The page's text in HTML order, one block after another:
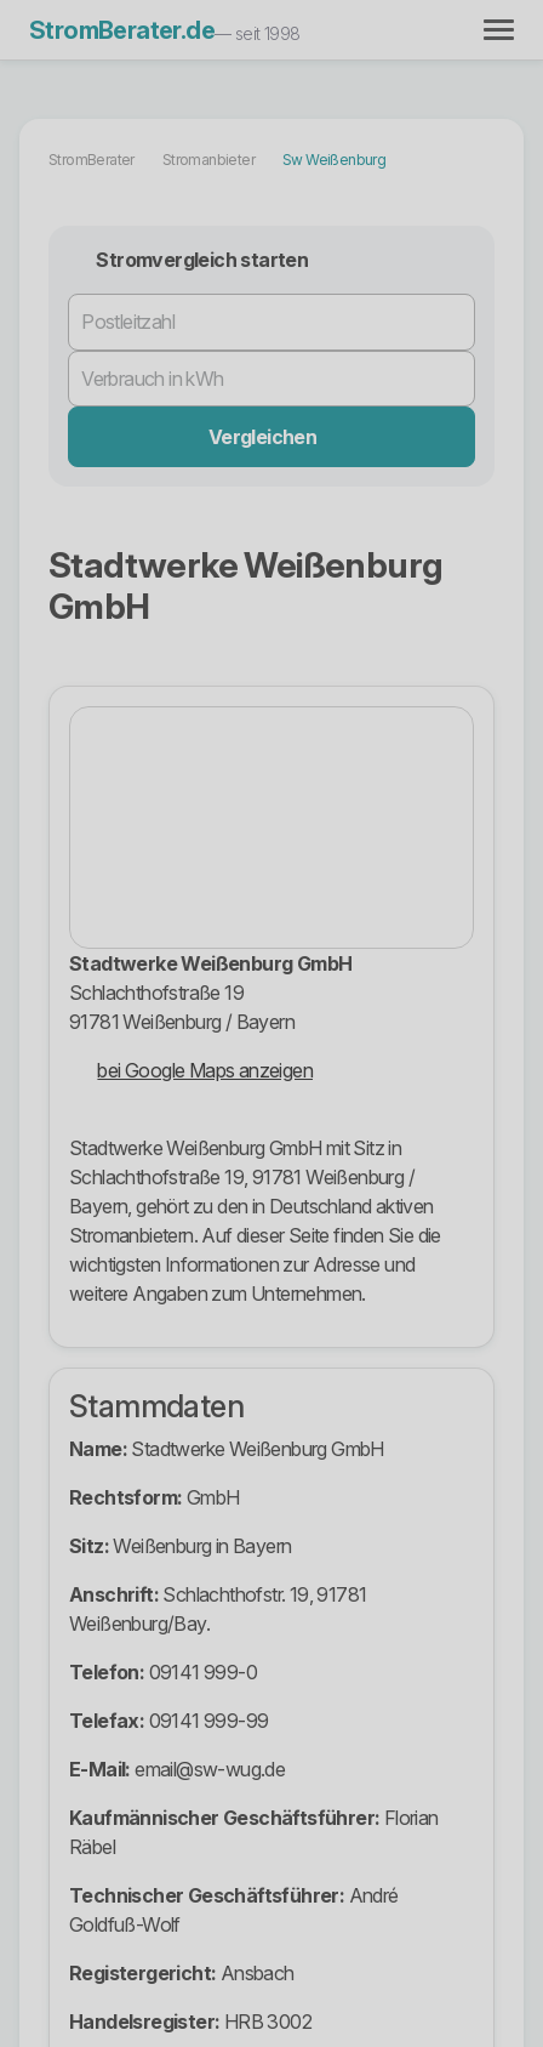
StromBerater.de— seit 1998
StromBerater Stromanbieter Sw Weißenburg
Stromvergleich starten
Vergleichen
Stadtwerke Weißenburg
GmbH
Stadtwerke Weißenburg GmbH
Schlachthofstraße 19
91781 Weißenburg / Bayern
bei Google Maps anzeigen
Stadtwerke Weißenburg GmbH mit Sitz in
Schlachthofstraße 19, 91781 Weißenburg /
Bayern, gehört zu den in Deutschland aktiven
Stromanbietern. Auf dieser Seite finden Sie die
wichtigsten Informationen zur Adresse und
weitere Angaben zum Unternehmen.
Stammdaten
Name: Stadtwerke Weißenburg GmbH
Rechtsform: GmbH
Sitz:Weißenburg in Bayern
Anschrift: Schlachthofstr. 19, 91781
Weißenburg/Bay.
Telefon: 09141 999-0
Telefax: 09141 999-99
E-Mail: email@sw-wug.de
Kaufmännischer Geschäftsführer: Florian
Räbel
Technischer Geschäftsführer: André
Goldfuß-Wolf
Registergericht: Ansbach
Handelsregister: HRB 3002